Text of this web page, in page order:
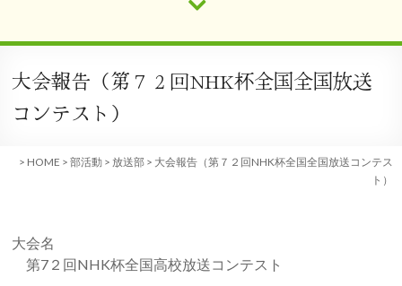
大会報告（第７２回NHK杯全国全国放送
コンテスト）
> HOME > 部活動 > 放送部 > 大会報告（第７２回NHK杯全国全国放送コンテス
ト）
大会名
第7２回NHK杯全国高校放送コンテスト